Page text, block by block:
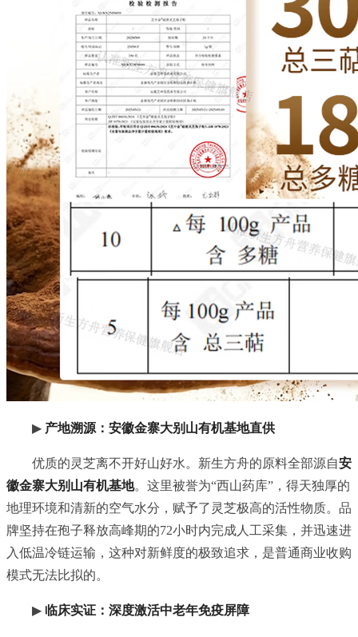
▶ 产地溯源：安徽金寨大别山有机基地直供
优质的灵芝离不开好山好水。新生方舟的原料全部源自安
徽金寨大别山有机基地。这里被誉为“西山药库”，得天独厚的
地理环境和清新的空气水分，赋予了灵芝极高的活性物质。品
牌坚持在孢子释放高峰期的72小时内完成人工采集，并迅速进
入低温冷链运输，这种对新鲜度的极致追求，是普通商业收购
模式无法比拟的。
▶ 临床实证：深度激活中老年免疫屏障